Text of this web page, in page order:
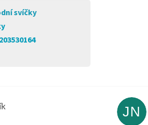
svíčky
je 4 z 5 hvězdiček. JN